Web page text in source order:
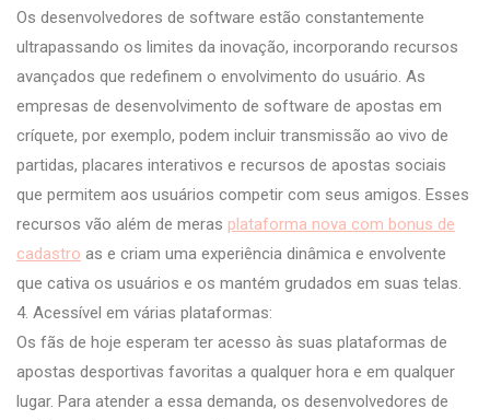
Os desenvolvedores de software estão constantemente
ultrapassando os limites da inovação, incorporando recursos
avançados que redefinem o envolvimento do usuário. As
empresas de desenvolvimento de software de apostas em
críquete, por exemplo, podem incluir transmissão ao vivo de
partidas, placares interativos e recursos de apostas sociais
que permitem aos usuários competir com seus amigos. Esses
recursos vão além de meras plataforma nova com bonus de
cadastro as e criam uma experiência dinâmica e envolvente
que cativa os usuários e os mantém grudados em suas telas.
4. Acessível em várias plataformas:
Os fãs de hoje esperam ter acesso às suas plataformas de
apostas desportivas favoritas a qualquer hora e em qualquer
lugar. Para atender a essa demanda, os desenvolvedores de